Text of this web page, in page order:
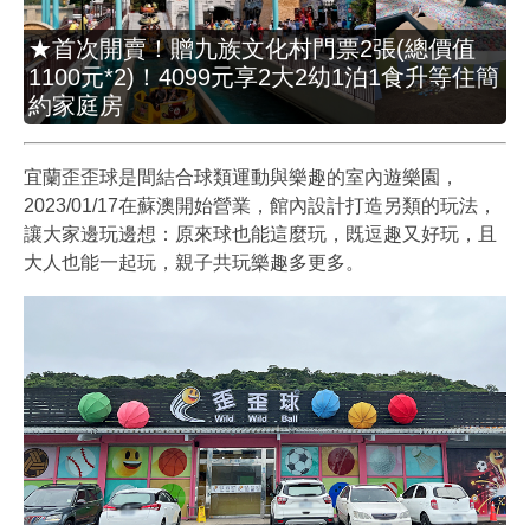
★首次開賣！贈九族文化村門票2張(總價值
1100元*2)！4099元享2大2幼1泊1食升等住簡
約家庭房
宜蘭歪歪球是間結合球類運動與樂趣的室內遊樂園，
2023/01/17在蘇澳開始營業，館內設計打造另類的玩法，
讓大家邊玩邊想：原來球也能這麼玩，既逗趣又好玩，且
大人也能一起玩，親子共玩樂趣多更多。